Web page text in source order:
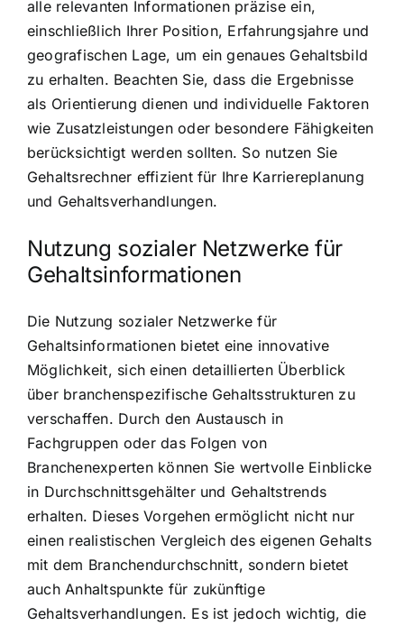
alle relevanten Informationen präzise ein,
einschließlich Ihrer Position, Erfahrungsjahre und
geografischen Lage, um ein genaues Gehaltsbild
zu erhalten. Beachten Sie, dass die Ergebnisse
als Orientierung dienen und individuelle Faktoren
wie Zusatzleistungen oder besondere Fähigkeiten
berücksichtigt werden sollten. So nutzen Sie
Gehaltsrechner effizient für Ihre Karriereplanung
und Gehaltsverhandlungen.
Nutzung sozialer Netzwerke für
Gehaltsinformationen
Die Nutzung sozialer Netzwerke für
Gehaltsinformationen bietet eine innovative
Möglichkeit, sich einen detaillierten Überblick
über branchenspezifische Gehaltsstrukturen zu
verschaffen. Durch den Austausch in
Fachgruppen oder das Folgen von
Branchenexperten können Sie wertvolle Einblicke
in Durchschnittsgehälter und Gehaltstrends
erhalten. Dieses Vorgehen ermöglicht nicht nur
einen realistischen Vergleich des eigenen Gehalts
mit dem Branchendurchschnitt, sondern bietet
auch Anhaltspunkte für zukünftige
Gehaltsverhandlungen. Es ist jedoch wichtig, die